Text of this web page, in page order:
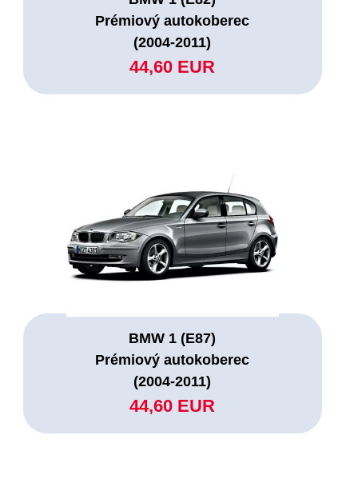
Prémiový autokoberec
(2004-2011)
44,60 EUR
BMW 1 (E87)
Prémiový autokoberec
(2004-2011)
44,60 EUR